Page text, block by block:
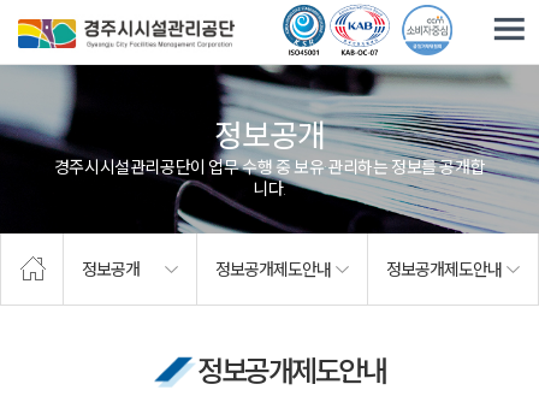
정보공개
경주시시설관리공단이 업무 수행 중 보유·관리하는 정보를 공개합
니다.
정보공개 정보공개제도안내 정보공개제도안내
정보공개제도안내